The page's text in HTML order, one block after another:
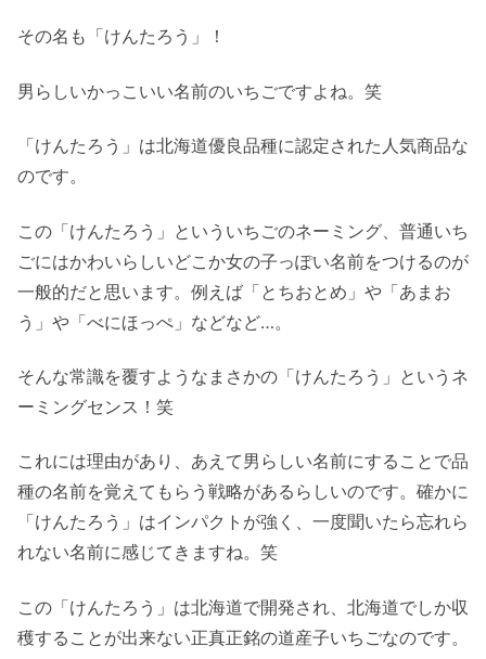
その名も「けんたろう」！
男らしいかっこいい名前のいちごですよね。笑
「けんたろう」は北海道優良品種に認定された人気商品な
のです。
この「けんたろう」といういちごのネーミング、普通いち
ごにはかわいらしいどこか女の子っぽい名前をつけるのが
一般的だと思います。例えば「とちおとめ」や「あまお
う」や「べにほっぺ」などなど…。
そんな常識を覆すようなまさかの「けんたろう」というネ
ーミングセンス！笑
これには理由があり、あえて男らしい名前にすることで品
種の名前を覚えてもらう戦略があるらしいのです。確かに
「けんたろう」はインパクトが強く、一度聞いたら忘れら
れない名前に感じてきますね。笑
この「けんたろう」は北海道で開発され、北海道でしか収
穫することが出来ない正真正銘の道産子いちごなのです。